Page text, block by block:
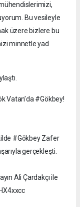
Bu vesileyle
üzere bizlere bu
minnetle yad
Vatan’da #Gökbey!
#Gökbey Zafer
gerçekleşti.
Ali Çardakçı ile